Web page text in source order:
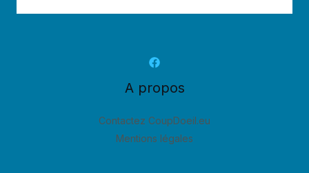
A propos
Contactez CoupDoeil.eu
Mentions légales